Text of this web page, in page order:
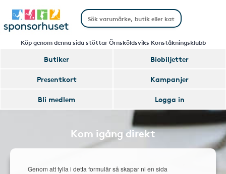
Köp genom denna sida stöttar Örnsköldsviks Konståkningsklubb
Butiker
Biobiljetter
Presentkort
Kampanjer
Bli medlem
Logga in
Kom igång direkt
Genom att fylla i detta formulär så skapar ni en sida